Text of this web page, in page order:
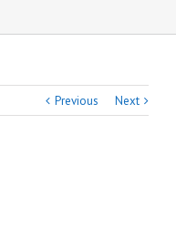
Previous Next